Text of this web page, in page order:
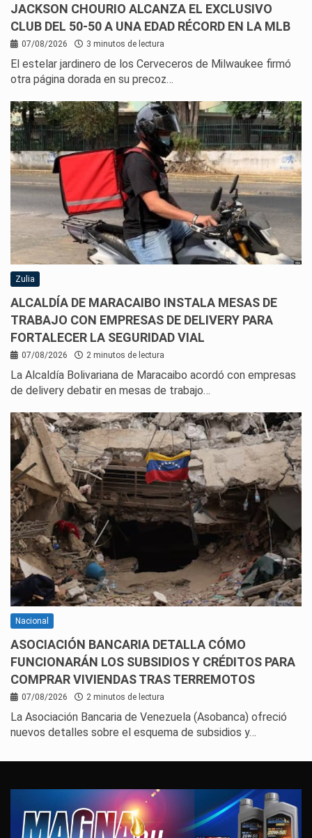
JACKSON CHOURIO ALCANZA EL EXCLUSIVO
CLUB DEL 50-50 A UNA EDAD RÉCORD EN LA MLB
07/08/2026 3 minutos de lectura
El estelar jardinero de los Cerveceros de Milwaukee firmó
otra página dorada en su precoz…
Zulia
ALCALDÍA DE MARACAIBO INSTALA MESAS DE
TRABAJO CON EMPRESAS DE DELIVERY PARA
FORTALECER LA SEGURIDAD VIAL
07/08/2026 2 minutos de lectura
La Alcaldía Bolivariana de Maracaibo acordó con empresas
de delivery debatir en mesas de trabajo…
Nacional
ASOCIACIÓN BANCARIA DETALLA CÓMO
FUNCIONARÁN LOS SUBSIDIOS Y CRÉDITOS PARA
COMPRAR VIVIENDAS TRAS TERREMOTOS
07/08/2026 2 minutos de lectura
La Asociación Bancaria de Venezuela (Asobanca) ofreció
nuevos detalles sobre el esquema de subsidios y…